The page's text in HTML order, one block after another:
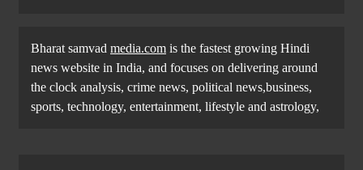
Bharat samvad media.com is the fastest growing Hindi
news website in India, and focuses on delivering around
the clock analysis, crime news, political news,business,
sports, technology, entertainment, lifestyle and astrology,